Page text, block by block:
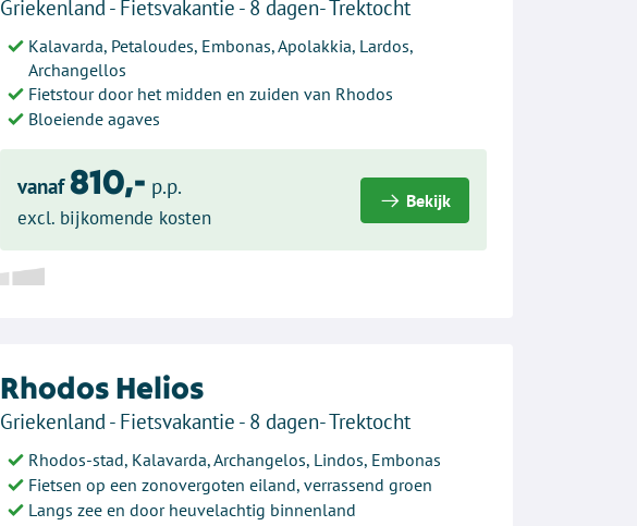
Griekenland - Fietsvakantie - 8 dagen- Trektocht
Kalavarda, Petaloudes, Embonas, Apolakkia, Lardos,
Archangellos
Fietstour door het midden en zuiden van Rhodos
Bloeiende agaves
vanaf 810,- p.p.
excl. bijkomende kosten
Bekijk
Rhodos Helios
Griekenland - Fietsvakantie - 8 dagen- Trektocht
Rhodos-stad, Kalavarda, Archangelos, Lindos, Embonas
Fietsen op een zonovergoten eiland, verrassend groen
Langs zee en door heuvelachtig binnenland